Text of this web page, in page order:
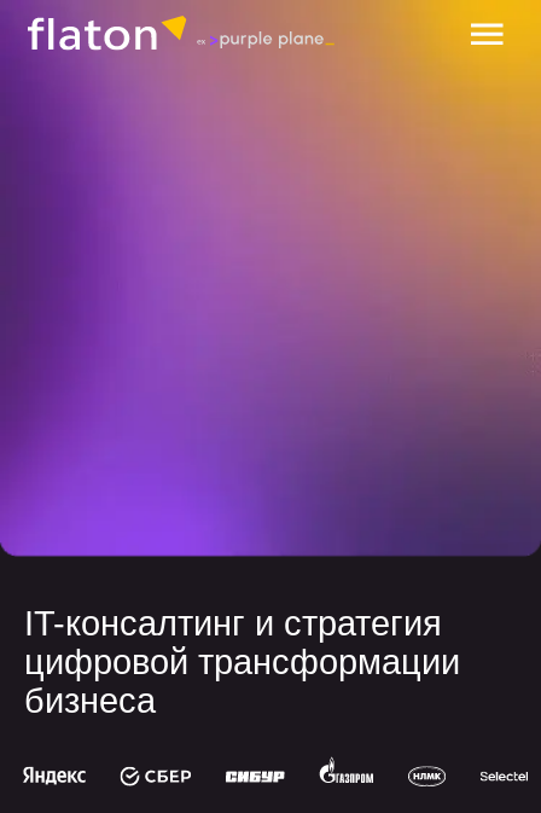
обсудить проект
цифровой трансформации